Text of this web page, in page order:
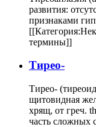
развития:
признаками
термины]]
Тирео-
Тирео-
щитовидная
хрящ, от греч.
часть сложных